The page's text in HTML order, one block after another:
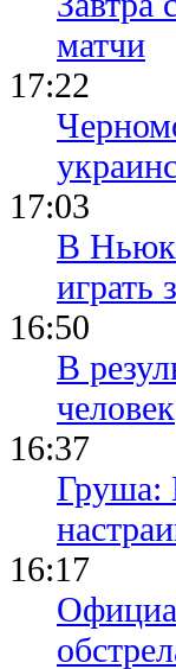
матчи
17:22
17:03
В
играть
16:50
В
человек
16:37
Груша:
16:17